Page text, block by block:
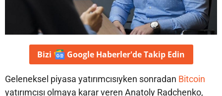
Bizi Google Haberler'deTakip Edin
Geleneksel piyasa yatırımcısıyken sonradan Bitcoin
yatırımcısı olmaya karar veren Anatoly Radchenko,